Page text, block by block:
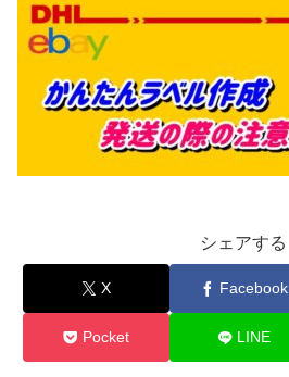
シェアする
X Facebook
Pocket LINE